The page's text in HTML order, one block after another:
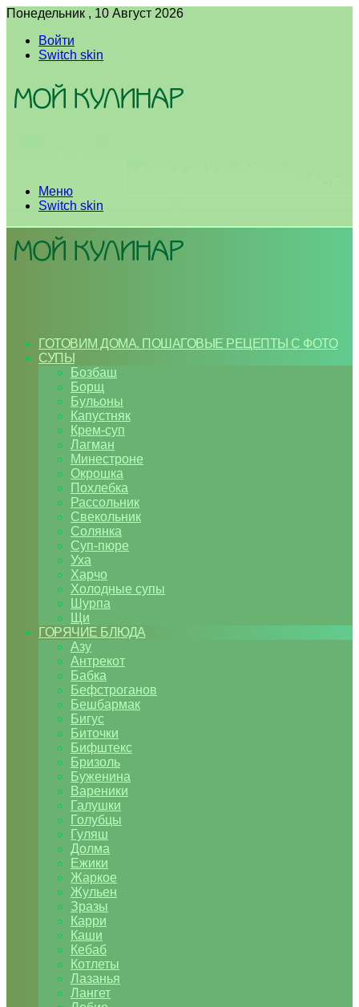
Понедельник , 10 Август 2026
Войти
Switch skin
Меню
Switch skin
ГОТОВИМ ДОМА. ПОШАГОВЫЕ РЕЦЕПТЫ С ФОТО
СУПЫ
Бозбаш
Борщ
Бульоны
Капустняк
Крем-суп
Лагман
Минестроне
Окрошка
Похлебка
Рассольник
Свекольник
Солянка
Суп-пюре
Уха
Харчо
Холодные супы
Шурпа
Щи
ГОРЯЧИЕ БЛЮДА
Азу
Антрекот
Бабка
Бефстроганов
Бешбармак
Бигус
Биточки
Бифштекс
Бризоль
Буженина
Вареники
Галушки
Голубцы
Гуляш
Долма
Ежики
Жаркое
Жульен
Зразы
Карри
Каши
Кебаб
Котлеты
Лазанья
Лангет